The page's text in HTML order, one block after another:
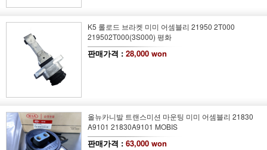
K5 롤로드 브라켓 미미 어셈블리 21950 2T000
219502T000(3S000) 평화
판매가격 : 28,000 won
올뉴카니발 트랜스미션 마운팅 미미 어셈블리 21830
A9101 21830A9101 MOBIS
판매가격 : 63,000 won